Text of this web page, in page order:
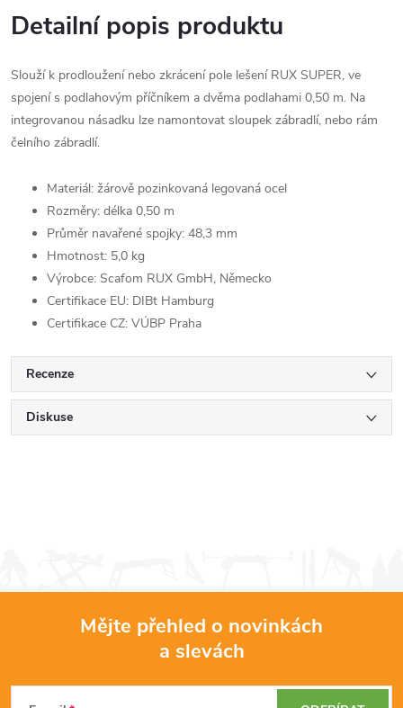
Detailní popis produktu
Slouží k prodloužení nebo zkrácení pole lešení RUX SUPER, ve
spojení s podlahovým příčníkem a dvěma podlahami 0,50 m. Na
integrovanou násadku lze namontovat sloupek zábradlí, nebo rám
čelního zábradlí.
Materiál: žárově pozinkovaná legovaná ocel
Rozměry: délka 0,50 m
Průměr navařené spojky: 48,3 mm
Hmotnost: 5,0 kg
Výrobce: Scafom RUX GmbH, Německo
Certifikace EU: DIBt Hamburg
Certifikace CZ: VÚBP Praha
Recenze
Diskuse
Mějte přehled o novinkách
a slevách